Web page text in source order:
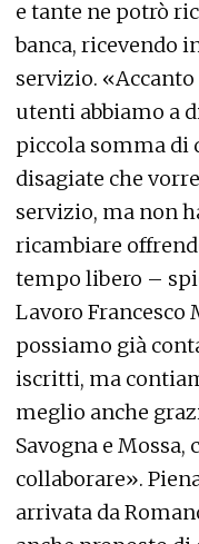
e tante ne potrò
banca, ricevendo
servizio.
utenti abbiamo a
piccola somma di
disagiate che
servizio, ma non
ricambiare
tempo libero –
Lavoro
possiamo già
iscritti, ma
meglio anche
Savogna e
collaborare».
arrivata da